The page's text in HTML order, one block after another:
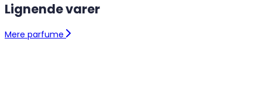
Lignende varer
Mere parfume